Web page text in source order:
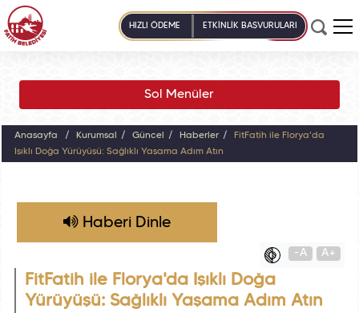
HIZLI ÖDEME ETKİNLİK BAŞVURULARI
Sol Menüler
Anasayfa Kurumsal Güncel Haberler
FitFatih ile Florya'da
Işıklı Doğa Yürüyüşü: Sağlıklı Yaşama Adım Atın
Haberi Dinle
-A A+
FitFatih ile Florya'da Işıklı Doğa
Yürüyüşü: Sağlıklı Yaşama Adım Atın